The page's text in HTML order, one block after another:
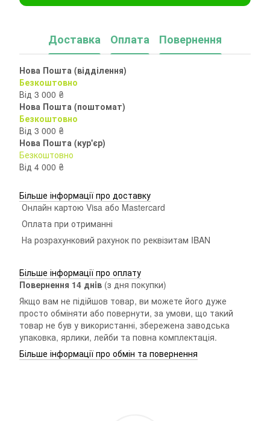
Доставка Оплата Повернення
Нова Пошта (відділення)
Безкоштовно
Від 3 000 ₴
Нова Пошта (поштомат)
Безкоштовно
Від 3 000 ₴
Нова Пошта (кур'єр)
Безкоштовно
Від 4 000 ₴
Більше інформації про доставку
Онлайн картою Visa або Mastercard
Оплата при отриманні
На розрахунковий рахунок по реквізитам IBAN
Більше інформації про оплату
Повернення 14 днiв (з дня покупки)
Якщо вам не підійшов товар, ви можете його дуже
просто обміняти або повернути, за умови, що такий
товар не був у використанні, збережена заводська
упаковка, ярлики, лейби та повна комплектація.
Більше інформації про обмін та повернення